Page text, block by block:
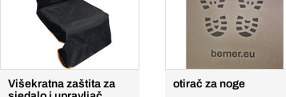
Višekratna zaštita za
otirač za noge